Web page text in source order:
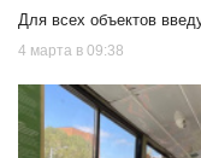
Для всех объектов
4 марта в 09:38